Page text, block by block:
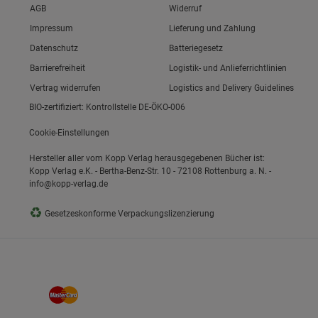
Link zum/zur
AGB
Link zum/zur
Impressum
Link zum/zur
Datenschutz
Link zum/zur
Barrierefreiheit
Vertrag widerrufen
Widerruf
Lieferung und Zahlung
Batteriegesetz
Logistik- und Anlieferrichtlinien
Logistics and Delivery Guidelines
BIO-zertifiziert: Kontrollstelle DE-ÖKO-006
Cookie-Einstellungen
Hersteller aller vom Kopp Verlag herausgegebenen Bücher ist:
Kopp Verlag e.K. - Bertha-Benz-Str. 10 - 72108 Rottenburg a. N. -
info@kopp-verlag.de
♻ Gesetzeskonforme Verpackungslizenzierung
Gruppe